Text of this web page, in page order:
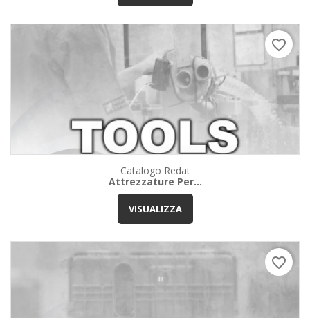
Catalogo Redat
Attrezzature Per...
VISUALIZZA
favorite_border
favorite_border